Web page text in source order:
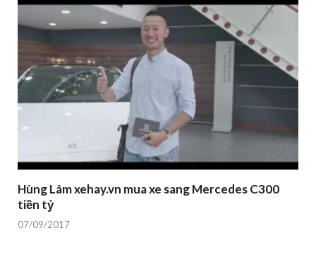
Hùng Lâm xehay.vn mua xe sang Mercedes C300
tiền tỷ
07/09/2017